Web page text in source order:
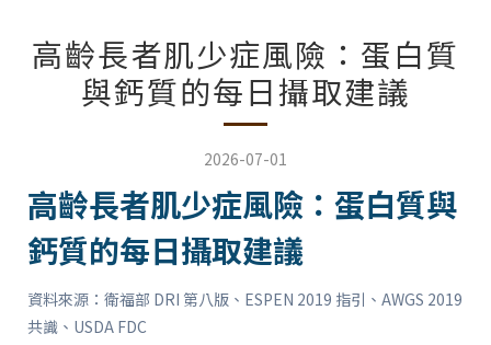
高齡長者肌少症風險：蛋白質
與鈣質的每日攝取建議
2026-07-01
高齡長者肌少症風險：蛋白質與
鈣質的每日攝取建議
資料來源：衛福部 DRI 第八版、ESPEN 2019 指引、AWGS 2019
共識、USDA FDC